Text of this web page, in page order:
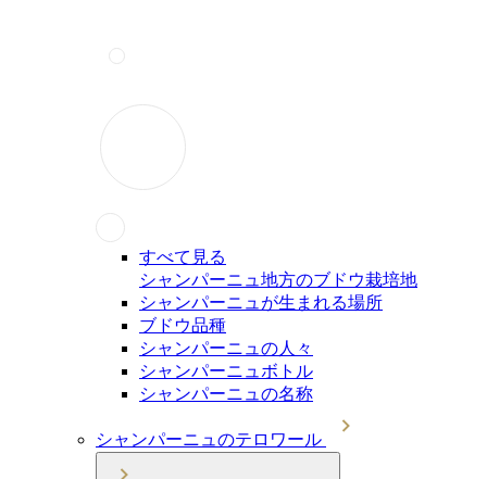
すべて見る
シャンパーニュ地方のブドウ栽培地
シャンパーニュが生まれる場所
ブドウ品種
シャンパーニュの人々
シャンパーニュボトル
シャンパーニュの名称
シャンパーニュのテロワール